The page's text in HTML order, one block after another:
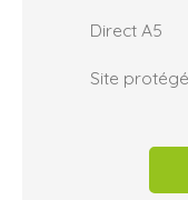
Direct A5
Site protégé